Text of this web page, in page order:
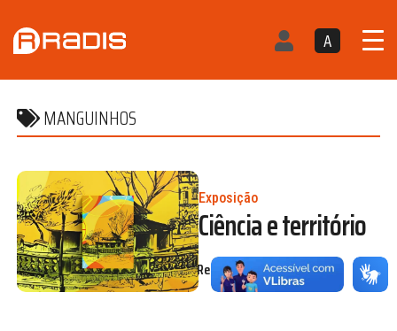
A
MANGUINHOS
Exposição
Ciência e território
Redação